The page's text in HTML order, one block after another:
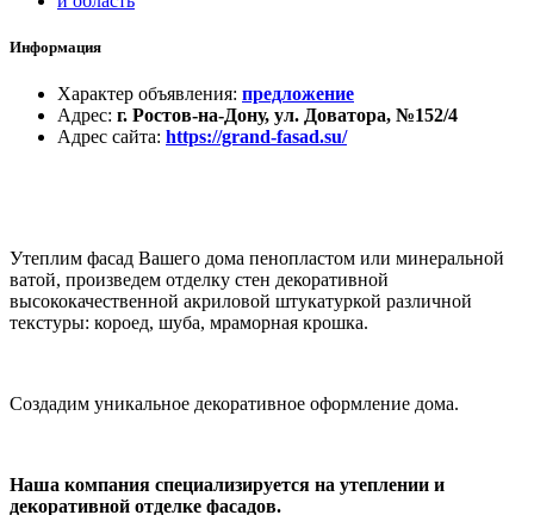
Информация
Характер объявления: предложение
Адрес: г. Ростов-на-Дону, ул. Доватора, №152/4
Адрес сайта: https://grand-fasad.su/
Утеплим фасад Вашего дома пенопластом или минеральной
ватой, произведем отделку стен декоративной
высококачественной акриловой штукатуркой различной
текстуры: короед, шуба, мраморная крошка.
Создадим уникальное декоративное оформление дома.
Наша компания специализируется на утеплении и
декоративной отделке фасадов.